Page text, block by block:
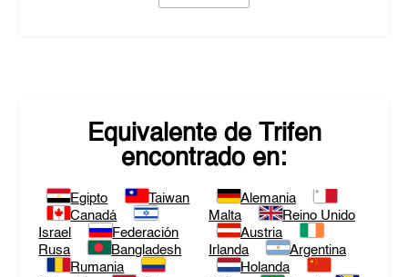
Equivalente de
Trifen
encontrado en:
Egipto
Taiwan
Canadá
Israel
Federación
Rusa
Bangladesh
Rumania
Alemania
Malta
Reino Unido
Austria
Irlanda
Argentina
Holanda